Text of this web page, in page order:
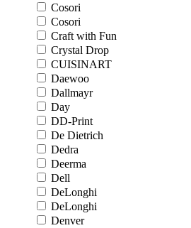
Cosori
Cosori
Craft with Fun
Crystal Drop
CUISINART
Daewoo
Dallmayr
Day
DD-Print
De Dietrich
Dedra
Deerma
Dell
DeLonghi
DeLonghi
Denver